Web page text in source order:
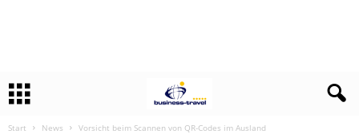
Start News Vorsicht beim Scannen von QR-Codes im Ausland